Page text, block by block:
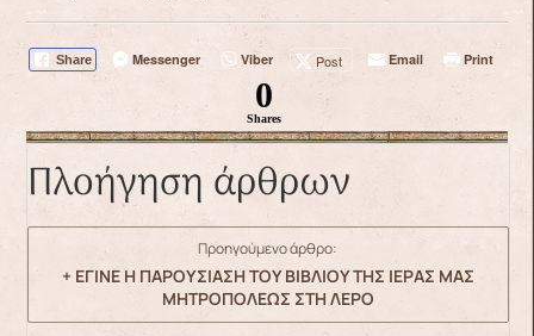
Share Messenger Viber Post Email Print
0
Shares
Πλοήγηση άρθρων
Προηγούμενο άρθρο:
+ ΕΓΙΝΕ Η ΠΑΡΟΥΣΙΑΣΗ ΤΟΥ ΒΙΒΛΙΟΥ ΤΗΣ ΙΕΡΑΣ ΜΑΣ
ΜΗΤΡΟΠΟΛΕΩΣ ΣΤΗ ΛΕΡΟ